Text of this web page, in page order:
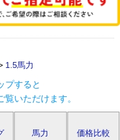
1.5馬力
プすると
いただけます。
馬力 価格比較